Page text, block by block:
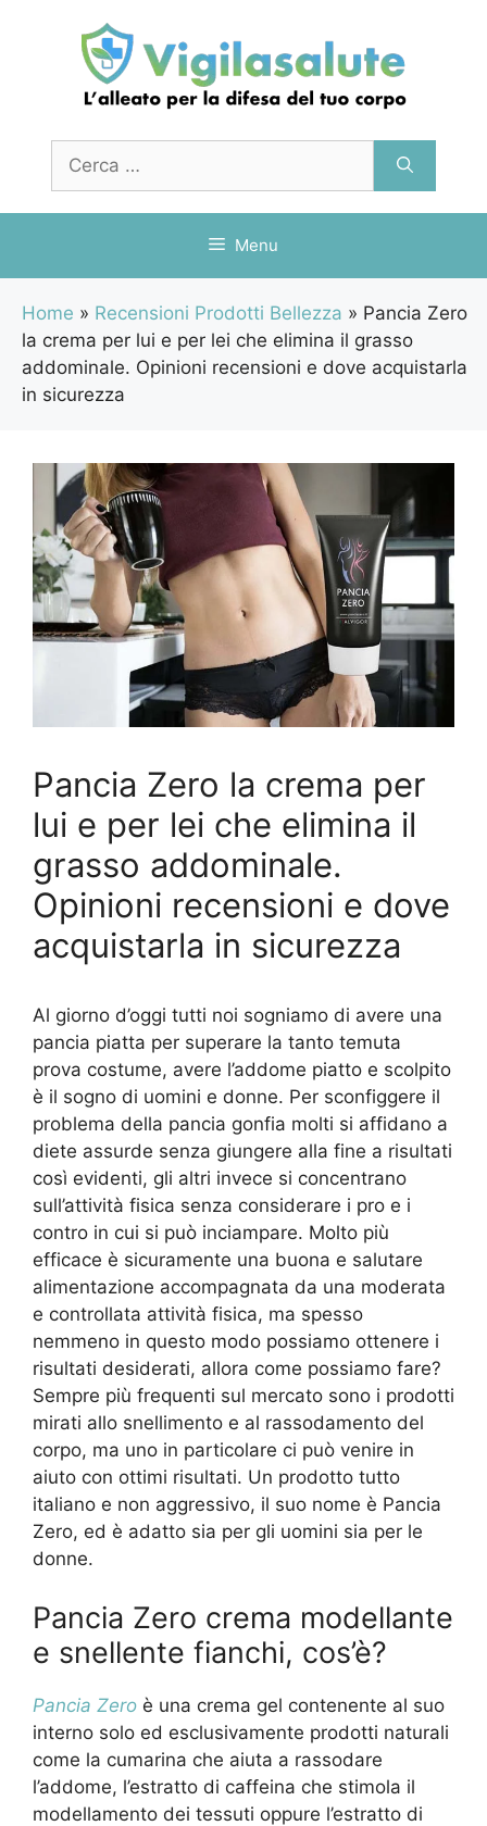
contenuto
per:
Menu
Home » Recensioni Prodotti Bellezza » Pancia Zero
la crema per lui e per lei che elimina il grasso
addominale. Opinioni recensioni e dove acquistarla
in sicurezza
Pancia Zero la crema per
lui e per lei che elimina il
grasso addominale.
Opinioni recensioni e dove
acquistarla in sicurezza
Al giorno d’oggi tutti noi sogniamo di avere una
pancia piatta per superare la tanto temuta
prova costume, avere l’addome piatto e scolpito
è il sogno di uomini e donne. Per sconfiggere il
problema della pancia gonfia molti si affidano a
diete assurde senza giungere alla fine a risultati
così evidenti, gli altri invece si concentrano
sull’attività fisica senza considerare i pro e i
contro in cui si può inciampare. Molto più
efficace è sicuramente una buona e salutare
alimentazione accompagnata da una moderata
e controllata attività fisica, ma spesso
nemmeno in questo modo possiamo ottenere i
risultati desiderati, allora come possiamo fare?
Sempre più frequenti sul mercato sono i prodotti
mirati allo snellimento e al rassodamento del
corpo, ma uno in particolare ci può venire in
aiuto con ottimi risultati. Un prodotto tutto
italiano e non aggressivo, il suo nome è Pancia
Zero, ed è adatto sia per gli uomini sia per le
donne.
Pancia Zero crema modellante
e snellente fianchi, cos’è?
Pancia Zero è una crema gel contenente al suo
interno solo ed esclusivamente prodotti naturali
come la cumarina che aiuta a rassodare
l’addome, l’estratto di caffeina che stimola il
modellamento dei tessuti oppure l’estratto di